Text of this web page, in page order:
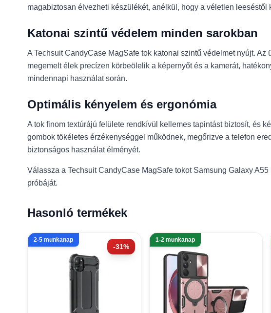
magabiztosan élvezheti készülékét, anélkül, hogy a véletlen leeséstől
Katonai szintű védelem minden sarokban
A Techsuit CandyCase MagSafe tok katonai szintű védelmet nyújt.
megemelt élek precízen körbeölelik a képernyőt és a kamerát,
mindennapi használat során.
Optimális kényelem és ergonómia
A tok finom textúrájú felülete rendkívül kellemes tapintást biztosít, és
gombok tökéletes érzékenységgel működnek, megőrizve a telefon
biztonságos használat élményét.
Válassza a Techsuit CandyCase MagSafe tokot Samsung Galaxy
próbáját.
Hasonló termékek
-31%
2-5 munkanap 1-2 munkanap